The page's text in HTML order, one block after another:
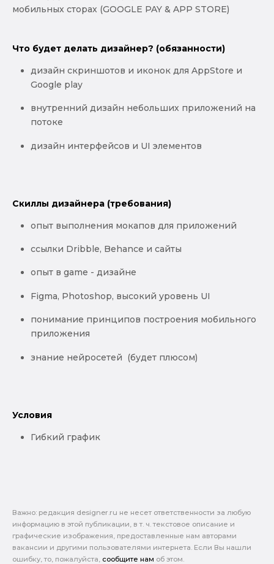
мобильных сторах (GOOGLE PAY & APP STORE)
Что будет делать дизайнер? (обязанности)
дизайн скриншотов и иконок для AppStore и
Google play
внутренний дизайн небольших приложений на
потоке
дизайн интерфейсов и UI элементов
Скиллы дизайнера (требования)
опыт выполнения мокапов для приложений
ссылки Dribble, Behanсе и сайты
опыт в game - дизайне
Figma, Photoshop, высокий уровень UI
понимание принципов построения мобильного
приложения
знание нейросетей (будет плюсом)
Условия
Гибкий график
Важно: pедакция designer.ru не несет ответственности за любую
информацию в этой публикации, в т. ч. текстовое описание и
графические изображения, предоставленные нам авторами
вакансии и другими пользователями интернета. Если Вы нашли
ошибку, то, пожалуйста, сообщите нам об этом.